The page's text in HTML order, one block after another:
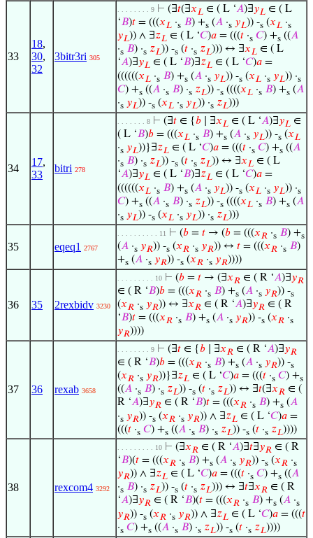
33
18,
30,
32
3bitr3ri 305
. . . . . . . . 9 ⊢ (∃𝑡(∃𝑥𝐿 ∈ ( L ‘𝐴)∃𝑦𝐿 ∈ ( L
‘𝐵)𝑡 = (((𝑥𝐿 ·s 𝐵) +s (𝐴 ·s 𝑦𝐿)) -s (𝑥𝐿 ·s
𝑦𝐿)) ∧ ∃𝑧𝐿 ∈ ( L ‘𝐶)𝑎 = (((𝑡 ·s 𝐶) +s ((𝐴
·s 𝐵) ·s 𝑧𝐿)) -s (𝑡 ·s 𝑧𝐿))) ↔ ∃𝑥𝐿 ∈ ( L
‘𝐴)∃𝑦𝐿 ∈ ( L ‘𝐵)∃𝑧𝐿 ∈ ( L ‘𝐶)𝑎 =
((((((𝑥𝐿 ·s 𝐵) +s (𝐴 ·s 𝑦𝐿)) -s (𝑥𝐿 ·s 𝑦𝐿)) ·s
𝐶) +s ((𝐴 ·s 𝐵) ·s 𝑧𝐿)) -s ((((𝑥𝐿 ·s 𝐵) +s (𝐴
·s 𝑦𝐿)) -s (𝑥𝐿 ·s 𝑦𝐿)) ·s 𝑧𝐿)))
34
17,
33
bitri 278
. . . . . . . 8 ⊢ (∃𝑡 ∈ {𝑏 ∣ ∃𝑥𝐿 ∈ ( L ‘𝐴)∃𝑦𝐿 ∈
( L ‘𝐵)𝑏 = (((𝑥𝐿 ·s 𝐵) +s (𝐴 ·s 𝑦𝐿)) -s (𝑥𝐿
·s 𝑦𝐿))}∃𝑧𝐿 ∈ ( L ‘𝐶)𝑎 = (((𝑡 ·s 𝐶) +s ((𝐴
·s 𝐵) ·s 𝑧𝐿)) -s (𝑡 ·s 𝑧𝐿)) ↔ ∃𝑥𝐿 ∈ ( L
‘𝐴)∃𝑦𝐿 ∈ ( L ‘𝐵)∃𝑧𝐿 ∈ ( L ‘𝐶)𝑎 =
((((((𝑥𝐿 ·s 𝐵) +s (𝐴 ·s 𝑦𝐿)) -s (𝑥𝐿 ·s 𝑦𝐿)) ·s
𝐶) +s ((𝐴 ·s 𝐵) ·s 𝑧𝐿)) -s ((((𝑥𝐿 ·s 𝐵) +s (𝐴
·s 𝑦𝐿)) -s (𝑥𝐿 ·s 𝑦𝐿)) ·s 𝑧𝐿)))
35 eqeq1 2767
. . . . . . . . . . 11 ⊢ (𝑏 = 𝑡 → (𝑏 = (((𝑥𝑅 ·s 𝐵) +s
(𝐴 ·s 𝑦𝑅)) -s (𝑥𝑅 ·s 𝑦𝑅)) ↔ 𝑡 = (((𝑥𝑅 ·s 𝐵)
+s (𝐴 ·s 𝑦𝑅)) -s (𝑥𝑅 ·s 𝑦𝑅))))
36 35 2rexbidv 3230
. . . . . . . . . 10 ⊢ (𝑏 = 𝑡 → (∃𝑥𝑅 ∈ ( R ‘𝐴)∃𝑦𝑅
∈ ( R ‘𝐵)𝑏 = (((𝑥𝑅 ·s 𝐵) +s (𝐴 ·s 𝑦𝑅)) -s
(𝑥𝑅 ·s 𝑦𝑅)) ↔ ∃𝑥𝑅 ∈ ( R ‘𝐴)∃𝑦𝑅 ∈ ( R
‘𝐵)𝑡 = (((𝑥𝑅 ·s 𝐵) +s (𝐴 ·s 𝑦𝑅)) -s (𝑥𝑅 ·s
𝑦𝑅))))
37 36 rexab 3658
. . . . . . . . 9 ⊢ (∃𝑡 ∈ {𝑏 ∣ ∃𝑥𝑅 ∈ ( R ‘𝐴)∃𝑦𝑅
∈ ( R ‘𝐵)𝑏 = (((𝑥𝑅 ·s 𝐵) +s (𝐴 ·s 𝑦𝑅)) -s
(𝑥𝑅 ·s 𝑦𝑅))}∃𝑧𝐿 ∈ ( L ‘𝐶)𝑎 = (((𝑡 ·s 𝐶) +s
((𝐴 ·s 𝐵) ·s 𝑧𝐿)) -s (𝑡 ·s 𝑧𝐿)) ↔ ∃𝑡(∃𝑥𝑅 ∈ (
R ‘𝐴)∃𝑦𝑅 ∈ ( R ‘𝐵)𝑡 = (((𝑥𝑅 ·s 𝐵) +s (𝐴
·s 𝑦𝑅)) -s (𝑥𝑅 ·s 𝑦𝑅)) ∧ ∃𝑧𝐿 ∈ ( L ‘𝐶)𝑎 =
(((𝑡 ·s 𝐶) +s ((𝐴 ·s 𝐵) ·s 𝑧𝐿)) -s (𝑡 ·s 𝑧𝐿))))
38 rexcom4 3292
. . . . . . . . . 10 ⊢ (∃𝑥𝑅 ∈ ( R ‘𝐴)∃𝑡∃𝑦𝑅 ∈ ( R
‘𝐵)(𝑡 = (((𝑥𝑅 ·s 𝐵) +s (𝐴 ·s 𝑦𝑅)) -s (𝑥𝑅 ·s
𝑦𝑅)) ∧ ∃𝑧𝐿 ∈ ( L ‘𝐶)𝑎 = (((𝑡 ·s 𝐶) +s ((𝐴
·s 𝐵) ·s 𝑧𝐿)) -s (𝑡 ·s 𝑧𝐿))) ↔ ∃𝑡∃𝑥𝑅 ∈ ( R
‘𝐴)∃𝑦𝑅 ∈ ( R ‘𝐵)(𝑡 = (((𝑥𝑅 ·s 𝐵) +s (𝐴 ·s
𝑦𝑅)) -s (𝑥𝑅 ·s 𝑦𝑅)) ∧ ∃𝑧𝐿 ∈ ( L ‘𝐶)𝑎 = (((𝑡
·s 𝐶) +s ((𝐴 ·s 𝐵) ·s 𝑧𝐿)) -s (𝑡 ·s 𝑧𝐿))))